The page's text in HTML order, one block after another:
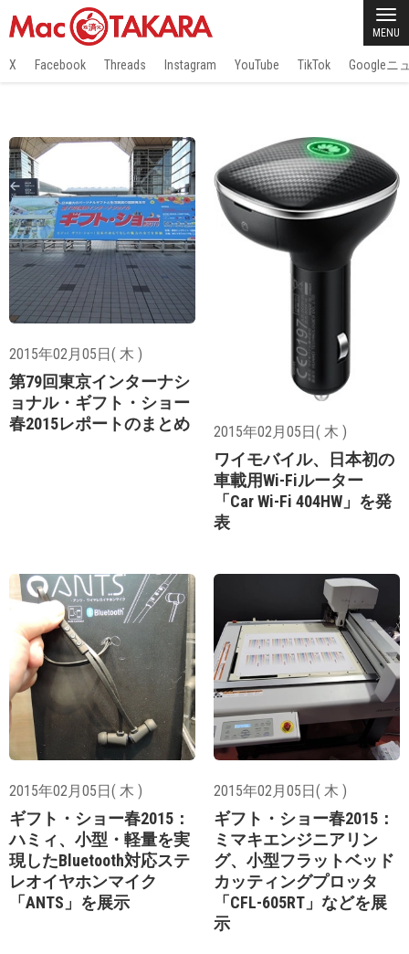
MENU
X Facebook Threads Instagram YouTube TikTok Googleニ
2015年02月05日( 木 )
第79回東京インターナシ
ョナル・ギフト・ショー
春2015レポートのまとめ
2015年02月05日( 木 )
ワイモバイル、日本初の
車載用Wi-Fiルーター
「Car Wi-Fi 404HW」を発
表
2015年02月05日( 木 )
ギフト・ショー春2015：
ハミィ、小型・軽量を実
現したBluetooth対応ステ
レオイヤホンマイク
「ANTS」を展示
2015年02月05日( 木 )
ギフト・ショー春2015：
ミマキエンジニアリン
グ、小型フラットベッド
カッティングプロッタ
「CFL-605RT」などを展
示